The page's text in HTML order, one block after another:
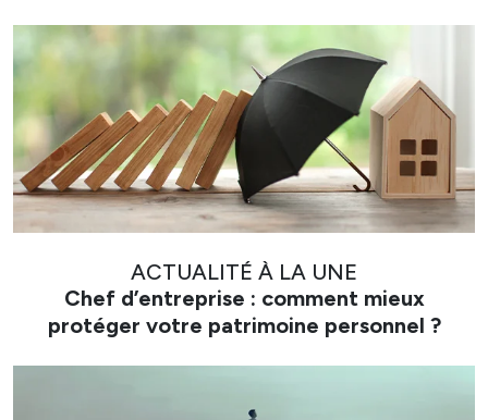
ACTUALITÉ À LA UNE
Chef d’entreprise : comment mieux
protéger votre patrimoine personnel ?